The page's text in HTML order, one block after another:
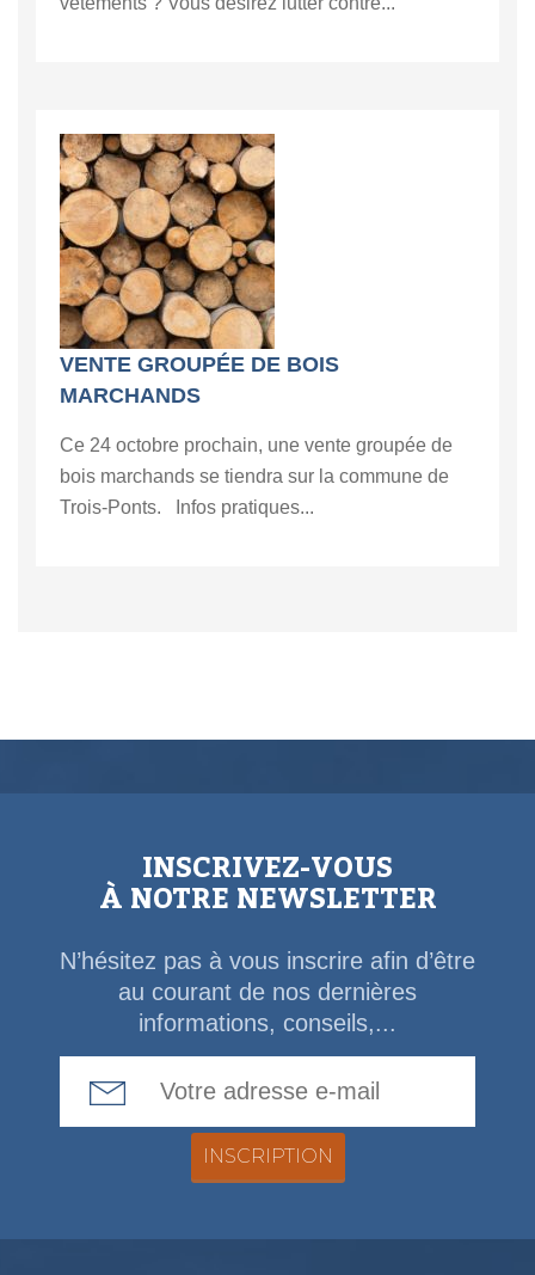
VENTE GROUPÉE DE BOIS
MARCHANDS
Ce 24 octobre prochain, une vente groupée de
bois marchands se tiendra sur la commune de
Trois-Ponts. Infos pratiques...
INSCRIVEZ-VOUS
À NOTRE NEWSLETTER
N’hésitez pas à vous inscrire afin d’être
au courant de nos dernières
informations, conseils,...